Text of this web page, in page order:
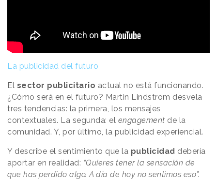
La publicidad del futuro
El sector publicitario actual no está funcionando.
¿Cómo será en el futuro? Martin Lindstrom desvela
tres tendencias: la primera, los mensajes
contextuales. La segunda: el engagement de la
comunidad. Y, por último, la publicidad experiencial.
Y describe el sentimiento que la publicidad debería
aportar en realidad: “Quieres tener la sensación de
que has perdido algo. A día de hoy no sentimos eso”.